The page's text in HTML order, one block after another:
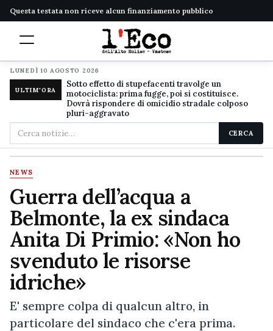
Questa testata non riceve alcun finanziamento pubblico
LUNEDÌ 10 AGOSTO 2026
ULTIM'ORA
Sotto effetto di stupefacenti travolge un
motociclista: prima fugge, poi si costituisce.
Dovrà rispondere di omicidio stradale colposo
pluri-aggravato
Cerca
nel
sito
CERCA
NEWS
Guerra dell’acqua a
Belmonte, la ex sindaca
Anita Di Primio: «Non ho
svenduto le risorse
idriche»
E' sempre colpa di qualcun altro, in
particolare del sindaco che c'era prima.